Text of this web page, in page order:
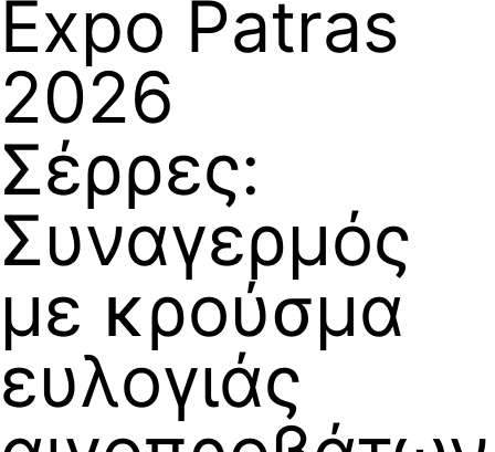
Expo Patras
2026
Σέρρες:
Συναγερμός
με κρούσμα
ευλογιάς